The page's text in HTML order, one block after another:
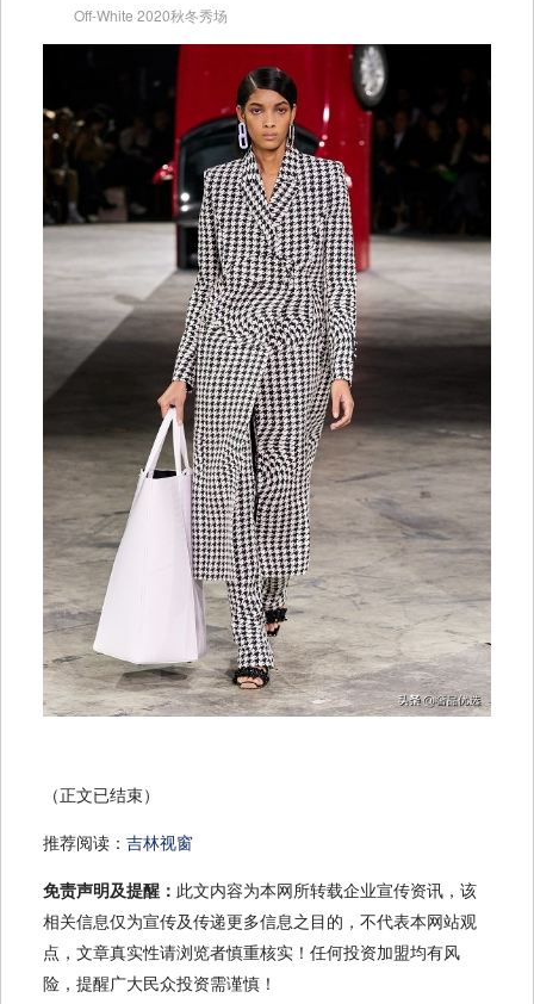
Off-White 2020秋冬秀场
（正文已结束）
推荐阅读： 吉林视窗
免责声明及提醒： 此文内容为本网所转载企业宣传资讯，该
相关信息仅为宣传及传递更多信息之目的，不代表本网站观
点，文章真实性请浏览者慎重核实！任何投资加盟均有风
险，提醒广大民众投资需谨慎！